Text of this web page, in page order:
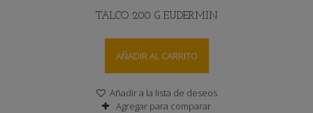
TALCO 200 G EUDERMIN
AÑADIR AL CARRITO
Añadir a la lista de deseos
Agregar para comparar